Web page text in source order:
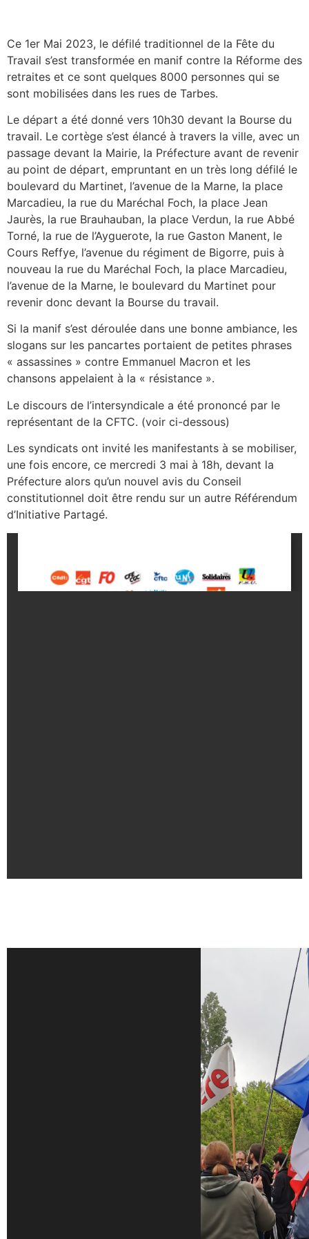
Ce 1er Mai 2023, le défilé traditionnel de la Fête du
Travail s’est transformée en manif contre la Réforme des
retraites et ce sont quelques 8000 personnes qui se
sont mobilisées dans les rues de Tarbes.
Le départ a été donné vers 10h30 devant la Bourse du
travail. Le cortège s’est élancé à travers la ville, avec un
passage devant la Mairie, la Préfecture avant de revenir
au point de départ, empruntant en un très long défilé le
boulevard du Martinet, l’avenue de la Marne, la place
Marcadieu, la rue du Maréchal Foch, la place Jean
Jaurès, la rue Brauhauban, la place Verdun, la rue Abbé
Torné, la rue de l’Ayguerote, la rue Gaston Manent, le
Cours Reffye, l’avenue du régiment de Bigorre, puis à
nouveau la rue du Maréchal Foch, la place Marcadieu,
l’avenue de la Marne, le boulevard du Martinet pour
revenir donc devant la Bourse du travail.
Si la manif s’est déroulée dans une bonne ambiance, les
slogans sur les pancartes portaient de petites phrases
« assassines » contre Emmanuel Macron et les
chansons appelaient à la « résistance ».
Le discours de l’intersyndicale a été prononcé par le
représentant de la CFTC. (voir ci-dessous)
Les syndicats ont invité les manifestants à se mobiliser,
une fois encore, ce mercredi 3 mai à 18h, devant la
Préfecture alors qu’un nouvel avis du Conseil
constitutionnel doit être rendu sur un autre Référendum
d’Initiative Partagé.